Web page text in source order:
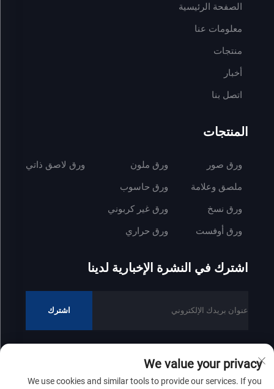
الصفحة الرئيسية
معلومات عنا
منتجات
أخبار
اتصل بنا
المنتجات
ورق صور
ملصق وعلامة
ورق نسخ
ورق أوفست
ورق ملون
ورق حاسوب
ورق غير كربوني
ورق حراري
ورق لاصق ذاتي
اشترك في النشرة الإخبارية لدينا
اشترك
جميع الحقوق محفوظة © 2025 لشركة شاندونغ زينفونغ للصناعات الورقية
المحدودةسياسة الخصوصية
We value your privacy
We use cookies and similar tools to provide our services. If you